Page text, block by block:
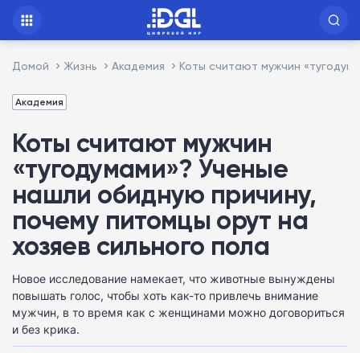
Домой Жизнь Академия Коты считают мужчин
Академия
Коты считают мужчин
«тугодумами»? Ученые
нашли обидную причину,
почему питомцы орут на
хозяев сильного пола
Новое исследование намекает, что животные вынуждены
повышать голос, чтобы хоть как-то привлечь внимание
мужчин, в то время как с женщинами можно договориться
и без крика.